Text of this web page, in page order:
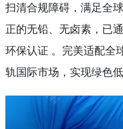
扫清合规障碍，满足全
正的无铅、无卤素，已
环保认证 。完美适配全
轨国际市场，实现绿色